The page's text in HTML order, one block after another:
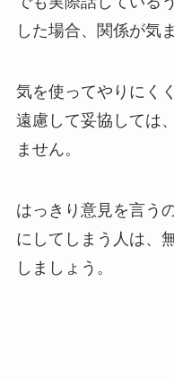
した場合、関係が気
気を使ってやりにく
遠慮して妥協しては
ません。
はっきり意見を言う
にしてしまう人は、
しましょう。